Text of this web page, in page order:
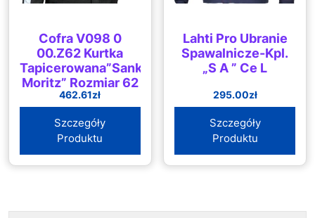
Cofra V098 0
00.Z62 Kurtka
Tapicerowana”Sankt
Moritz” Rozmiar 62
Czarna/Antracyt
462.61zł
Szczegóły
Produktu
Lahti Pro Ubranie
Spawalnicze-Kpl.
„S A ” Ce L
295.00zł
Szczegóły
Produktu